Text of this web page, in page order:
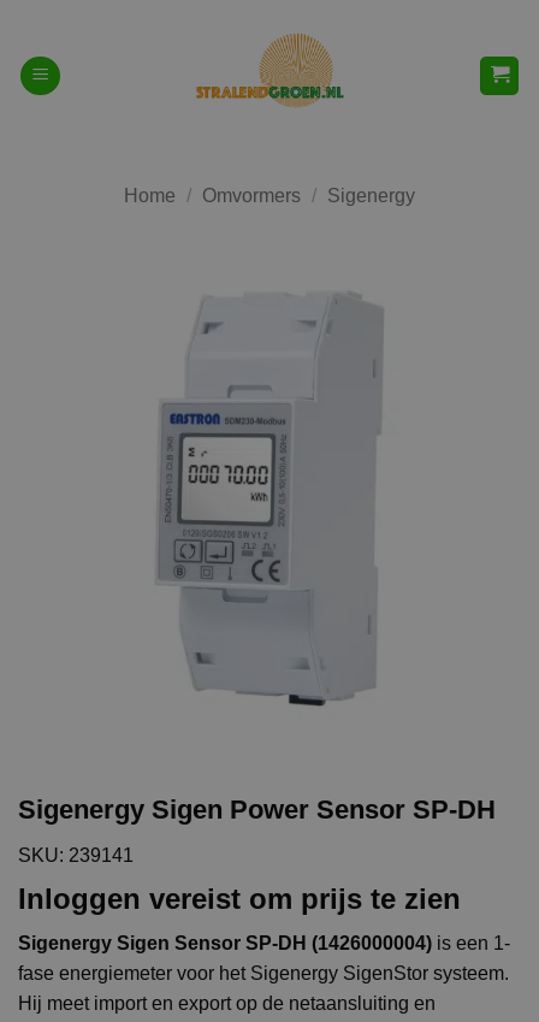
inhoud
Home / Omvormers / Sigenergy
Sigenergy Sigen Power Sensor SP-DH
SKU: 239141
Inloggen vereist om prijs te zien
Sigenergy Sigen Sensor SP-DH (1426000004) is een 1-
fase energiemeter voor het Sigenergy SigenStor systeem.
Hij meet import en export op de netaansluiting en